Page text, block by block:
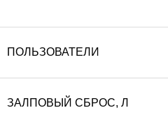
ПОЛЬЗОВАТЕЛИ
ЗАЛПОВЫЙ СБРОС, Л